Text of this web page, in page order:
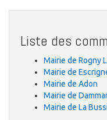
Liste des
Mairie de Rogny
Mairie de
Mairie de Adon
Mairie de
Mairie de La